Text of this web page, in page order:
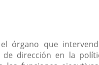
órgano que
de dirección en la